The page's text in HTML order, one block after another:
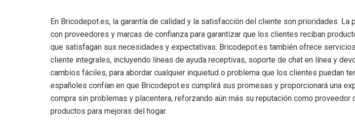
En Bricodepot.es, la garantía de calidad y la satisfacción del cliente son prioridades. La
con proveedores y marcas de confianza para garantizar que los clientes reciban
que satisfagan sus necesidades y expectativas. Bricodepot.es también ofrece
cliente integrales, incluyendo líneas de ayuda receptivas, soporte de chat en línea y
cambios fáciles, para abordar cualquier inquietud o problema que los clientes puedan
españoles confían en que Bricodepot.es cumplirá sus promesas y proporcionará una
compra sin problemas y placentera, reforzando aún más su reputación como proveedor
productos para mejoras del hogar.